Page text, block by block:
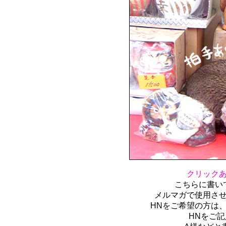
クリック
こちらに書
メルマガで使用さ
HNをご希望の方は
HNをご